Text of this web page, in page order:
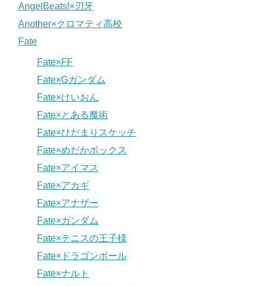
AngelBeats!×刃牙
Another×クロマティ高校
Fate
Fate×FF
Fate×Gガンダム
Fate×けいおん
Fate×とある魔術
Fate×ひだまりスケッチ
Fate×めだかボックス
Fate×アイマス
Fate×アカギ
Fate×アナザー
Fate×ガンダム
Fate×テニスの王子様
Fate×ドラゴンボール
Fate×ナルト